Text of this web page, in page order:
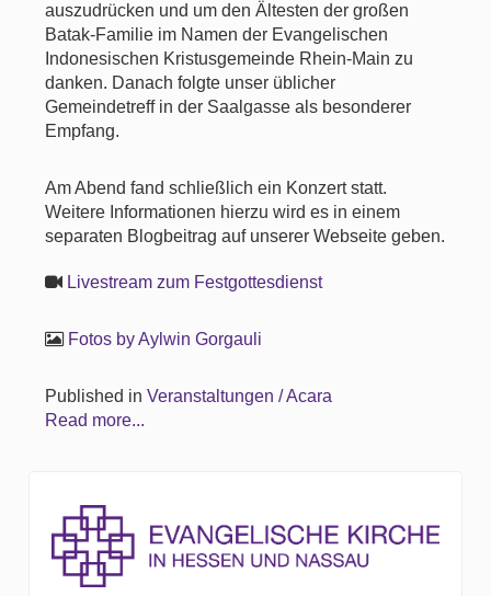
auszudrücken und um den Ältesten der großen
Batak-Familie im Namen der Evangelischen
Indonesischen Kristusgemeinde Rhein-Main zu
danken. Danach folgte unser üblicher
Gemeindetreff in der Saalgasse als besonderer
Empfang.
Am Abend fand schließlich ein Konzert statt.
Weitere Informationen hierzu wird es in einem
separaten Blogbeitrag auf unserer Webseite geben.
Livestream zum Festgottesdienst
Fotos by Aylwin Gorgauli
Published in Veranstaltungen / Acara
Read more...